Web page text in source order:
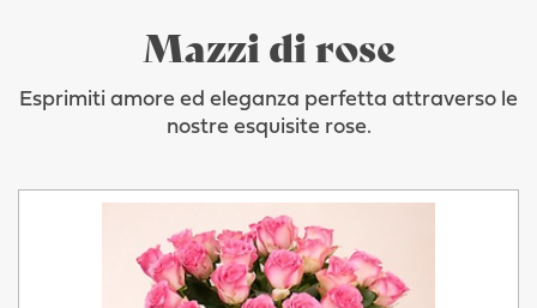
Mazzi di rose
Esprimiti amore ed eleganza perfetta attraverso le
nostre esquisite rose.